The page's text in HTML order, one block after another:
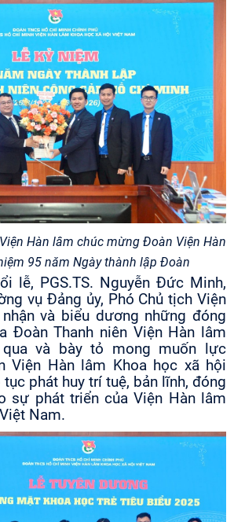
Hàn lâm chúc mừng Đoàn Viện Hàn
95 năm Ngày thành lập Đoàn
lễ, PGS.TS. Nguyễn Đức Minh,
vụ Đảng ủy, Phó Chủ tịch Viện
và biểu dương những đóng
Đoàn Thanh niên Viện Hàn lâm
và bày tỏ mong muốn lực
Viện Hàn lâm Khoa học xã hội
phát huy trí tuệ, bản lĩnh, đóng
sự phát triển của Viện Hàn lâm
Nam.